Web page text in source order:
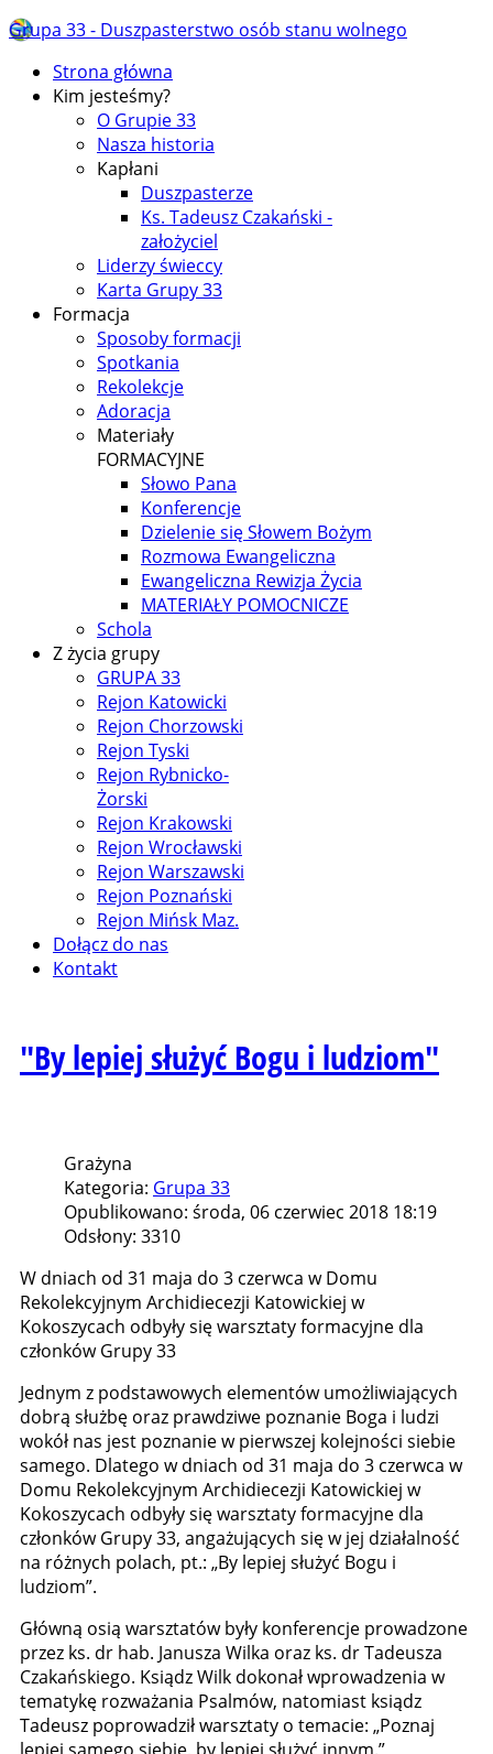
Grupa 33 - Duszpasterstwo osób stanu wolnego
Strona główna
Kim jesteśmy?
O Grupie 33
Nasza historia
Kapłani
Duszpasterze
Ks. Tadeusz Czakański -
założyciel
Liderzy świeccy
Karta Grupy 33
Formacja
Sposoby formacji
Spotkania
Rekolekcje
Adoracja
Materiały
FORMACYJNE
Słowo Pana
Konferencje
Dzielenie się Słowem Bożym
Rozmowa Ewangeliczna
Ewangeliczna Rewizja Życia
MATERIAŁY POMOCNICZE
Schola
Z życia grupy
GRUPA 33
Rejon Katowicki
Rejon Chorzowski
Rejon Tyski
Rejon Rybnicko-
Żorski
Rejon Krakowski
Rejon Wrocławski
Rejon Warszawski
Rejon Poznański
Rejon Mińsk Maz.
Dołącz do nas
Kontakt
"By lepiej służyć Bogu i ludziom"
Grażyna
Kategoria: Grupa 33
Opublikowano: środa, 06 czerwiec 2018 18:19
Odsłony: 3310
W dniach od 31 maja do 3 czerwca w Domu
Rekolekcyjnym Archidiecezji Katowickiej w
Kokoszycach odbyły się warsztaty formacyjne dla
członków Grupy 33
Jednym z podstawowych elementów umożliwiających
dobrą służbę oraz prawdziwe poznanie Boga i ludzi
wokół nas jest poznanie w pierwszej kolejności siebie
samego. Dlatego w dniach od 31 maja do 3 czerwca w
Domu Rekolekcyjnym Archidiecezji Katowickiej w
Kokoszycach odbyły się warsztaty formacyjne dla
członków Grupy 33, angażujących się w jej działalność
na różnych polach, pt.: „By lepiej służyć Bogu i
ludziom”.
Główną osią warsztatów były konferencje prowadzone
przez ks. dr hab. Janusza Wilka oraz ks. dr Tadeusza
Czakańskiego. Ksiądz Wilk dokonał wprowadzenia w
tematykę rozważania Psalmów, natomiast ksiądz
Tadeusz poprowadził warsztaty o temacie: „Poznaj